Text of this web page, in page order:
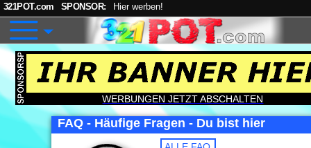
321POT.com SPONSOR: Hier werben!
WERBUNGEN JETZT ABSCHALTEN
FAQ - Häufige Fragen - Du bist hier